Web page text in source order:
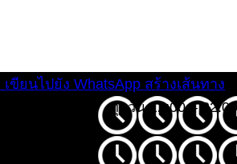
เขียนไปยัง WhatsApp สร้างเส้นทาง
ทุกวัน 12:00 –